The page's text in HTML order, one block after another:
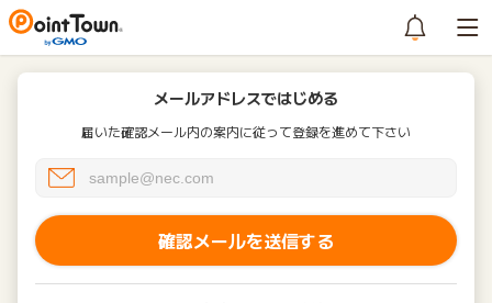
メールアドレスではじめる
届いた確認メール内の案内に従って登録を進めて下さい
確認メールを送信する